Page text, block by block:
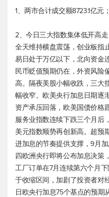
1、两市合计成交额8723.1亿元
2、今日三大指数集体低开高
全天维持横盘震荡，创业板指
易日处于万亿以下，北向资金
民币贬值预期仍在，外资风险
高。隔夜美股小幅收跌，三大
幅收窄。欧美央行加息日期逐
资产承压回落，欧美国债价格
服务业指数连续下跌三个月后
美元指数顺势再创新高。超预
进加息的节奏提供支撑，9月
四欧洲央行即将公布加息决策
工厂订单在7月连续第六个月
于收缩区间，加剧了投资者对
日欧央行加息75个基点的预期